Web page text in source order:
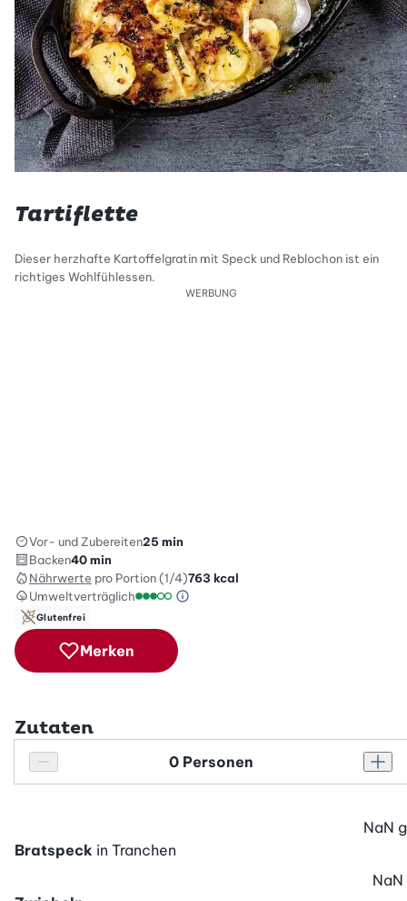
Tartiflette
Dieser herzhafte Kartoffelgratin mit Speck und Reblochon ist ein
richtiges Wohlfühlessen.
WERBUNG
Vor- und Zubereiten25 min
Backen40 min
Nährwerte pro Portion (1/4)763 kcal
Umweltverträglich
Green Betty Skala Info
Glutenfrei
Merken
Zutaten
Personenanzahl verringern
Personenanzahl
Bratspeck in Tranchen
NaN g
NaN